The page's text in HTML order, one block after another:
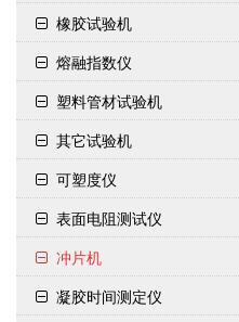
橡胶试验机
熔融指数仪
塑料管材试验机
其它试验机
可塑度仪
表面电阻测试仪
冲片机
凝胶时间测定仪